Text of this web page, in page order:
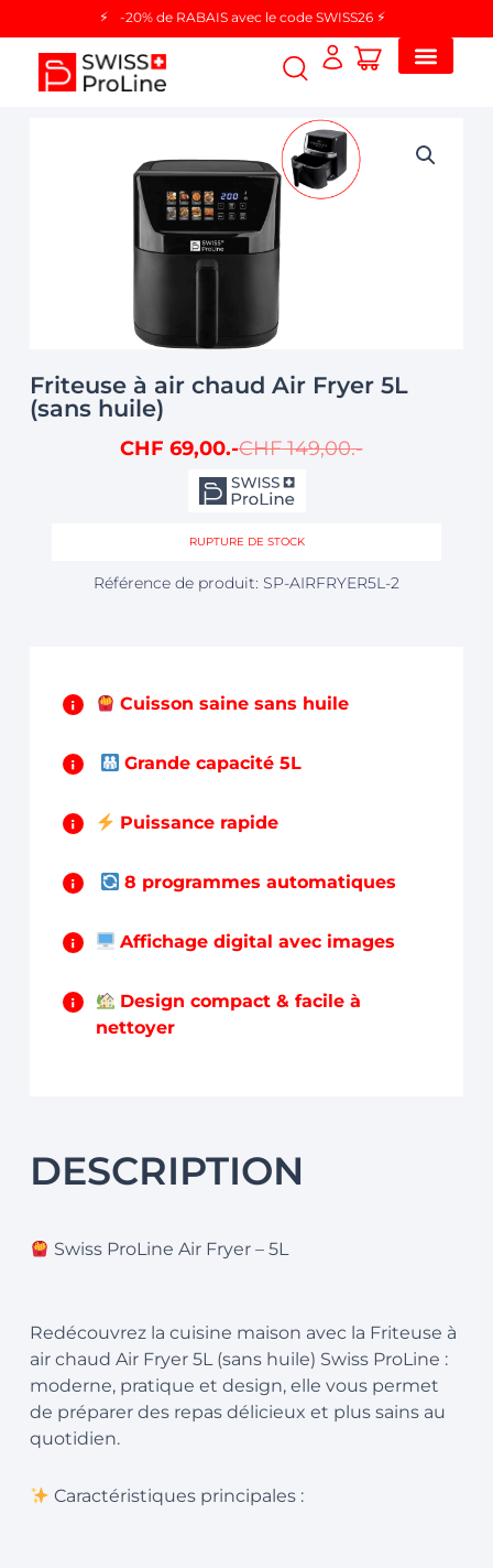
au
contenu
-20% de RABAIS avec le code SWISS26
Référence de produit: SP-AIRFRYER5L-2
Friteuse à air chaud Air Fryer 5L
(sans huile)
CHF149,00
Le
Initial
CHF 149,00.
CHF 69,00
Le
Actuel
CHF 69,00.
RUPTURE DE STOCK
Cuisson saine sans huile
Grande capacité 5L
Puissance rapide
8 programmes automatiques
Affichage digital avec images
Design compact & facile à
nettoyer
DESCRIPTION
Swiss ProLine Air Fryer – 5L
Redécouvrez la cuisine maison avec la Friteuse à
air chaud Air Fryer 5L (sans huile) Swiss ProLine :
moderne, pratique et design, elle vous permet
de préparer des repas délicieux et plus sains au
quotidien.
Caractéristiques principales :